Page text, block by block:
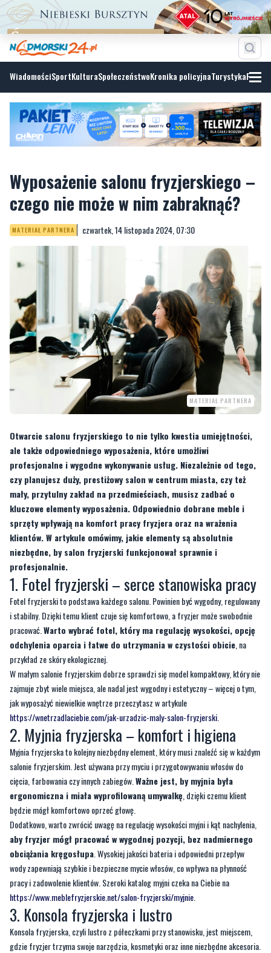
WiadomościSportKulturaSpołeczeństwoKronika policyjnaTurystyka
Wyposażenie salonu fryzjerskiego –
MATERIAŁ PARTNERA czwartek, 14 listopada 2024, 07:30
MATERIAŁ PARTNERA
Otwarcie salonu fryzjerskiego to nie tylko kwestia umiejętności,
ale także odpowiedniego wyposażenia, które umożliwi
czy planujesz duży, prestiżowy salon w centrum miasta, czy też
mały, przytulny zakład na przedmieściach, musisz zadbać o
kluczowe elementy wyposażenia. Odpowiednio dobrane meble i
sprzęty wpływają na komfort pracy fryzjera oraz na wrażenia
klientów. W artykule omówimy, jakie elementy są absolutnie
niezbędne, by salon fryzjerski funkcjonował sprawnie i
profesjonalnie.
1. Fotel fryzjerski – serce stanowiska pracy
Fotel fryzjerski to podstawa każdego salonu. Powinien być wygodny, regulowany
i stabilny. Dzięki temu klient czuje się komfortowo, a fryzjer może swobodnie
pracować.Warto wybrać fotel, który ma regulację wysokości, opcję
odchylenia oparcia i łatwe do utrzymania w czystości obicie, na
przykład ze skóry ekologicznej.
W małym salonie fryzjerskim dobrze sprawdzi się model kompaktowy, który nie
zajmuje zbyt wiele miejsca, ale nadal jest wygodny i estetyczny – więcej o tym,
jak wyposażyć niewielkie wnętrze przeczytasz w artykule
https://wnetrzadlaciebie.com/jak-urzadzic-maly-salon-fryzjerski​.
2. Myjnia fryzjerska – komfort i higiena
Myjnia fryzjerska to kolejny niezbędny element, który musi znaleźć się w każdym
salonie fryzjerskim. Jest używana przy myciu i przygotowywaniu włosów do
cięcia, farbowania czy innych zabiegów. Ważne jest, by myjnia była
ergonomiczna i miała wyprofilowaną umywalkę, dzięki czemu klient
będzie mógł komfortowo oprzeć głowę.
Dodatkowo, warto zwrócić uwagę na regulację wysokości myjni i kąt nachylenia,
aby fryzjer mógł pracować w wygodnej pozycji, bez nadmiernego
obciążania kręgosłupa. Wysokiej jakości bateria i odpowiedni przepływ
wody zapewniają szybkie i bezpieczne mycie włosów, co wpływa na płynność
pracy i zadowolenie klientów. Szeroki katalog myjni czeka na Ciebie na
https://www.meblefryzjerskie.net/salon-fryzjerski/myjnie.
3. Konsola fryzjerska i lustro
Konsola fryzjerska, czyli lustro z półeczkami przy stanowisku, jest miejscem,
gdzie fryzjer trzyma swoje narzędzia, kosmetyki oraz inne niezbędne akcesoria.
Powinna być wyposażona w szuflady lub półki
szybki dostęp do potrzebnych rzeczy. Lustro przy konsoli to element nie tylko
praktyczny, ale i dekoracyjny. Duże, dobrze oświetlone lustro dodaje wnętrzu